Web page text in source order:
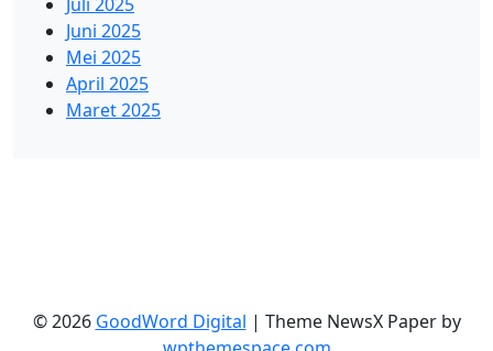
Juli 2025
Juni 2025
Mei 2025
April 2025
Maret 2025
© 2026 GoodWord Digital | Theme NewsX Paper by